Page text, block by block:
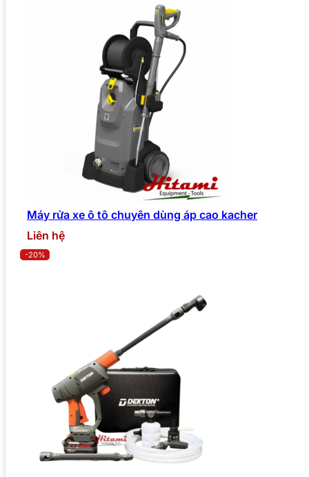
Máy rửa xe ô tô chuyên dùng áp cao kacher
Liên hệ
-20%